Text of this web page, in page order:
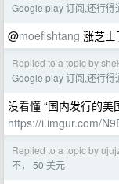
Google play 订阅,还行得
@moefishtang 涨芝
Replied to a topic by
Google play 订阅,还行得
没看懂 “国内发行的美
https://i.imgur.com/
Replied to a topic by
不， 50 美元